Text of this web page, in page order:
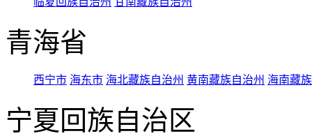
青海省
西宁市 海东市 海北藏族自治州 黄南藏族自治州 海南藏
宁夏回族自治区